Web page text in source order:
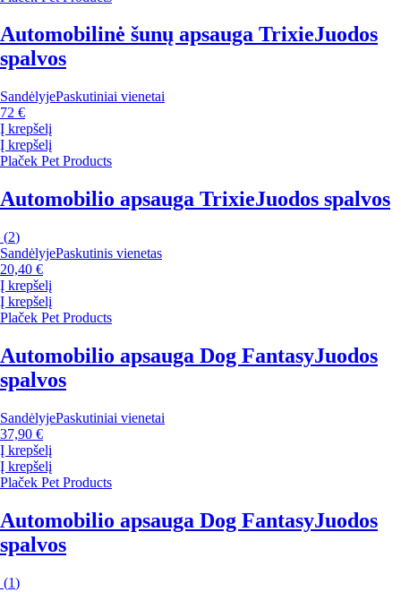
Automobilinė šunų apsauga TrixieJuodos
spalvos
SandėlyjePaskutiniai vienetai
72 €
Į krepšelį
Į krepšelį
Plaček Pet Products
Automobilio apsauga TrixieJuodos spalvos
(2)
SandėlyjePaskutinis vienetas
20,40 €
Į krepšelį
Į krepšelį
Plaček Pet Products
Automobilio apsauga Dog FantasyJuodos
spalvos
SandėlyjePaskutiniai vienetai
37,90 €
Į krepšelį
Į krepšelį
Plaček Pet Products
Automobilio apsauga Dog FantasyJuodos
spalvos
(1)